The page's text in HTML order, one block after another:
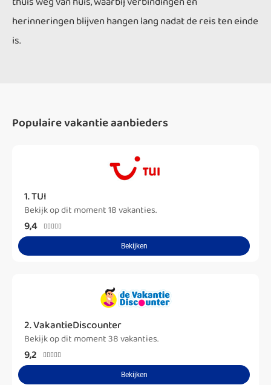
herinneringen blijven hangen lang nadat de reis ten einde
is.
Populaire vakantie aanbieders
1. TUI
Bekijk op dit moment 18 vakanties.
9,4 
Bekijken
2. VakantieDiscounter
Bekijk op dit moment 38 vakanties.
9,2 
Bekijken